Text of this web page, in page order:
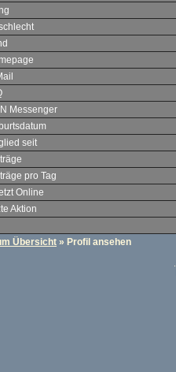
Messenger
seit
pro Tag
Online
Aktion
Übersicht » Profil ansehen